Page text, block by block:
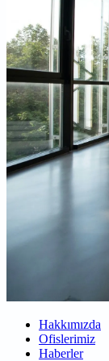
Hakkımızda
Ofislerimiz
Haberler